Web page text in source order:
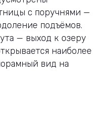
с поручнями —
подъёмов.
— выход к озеру
наиболее
вид на